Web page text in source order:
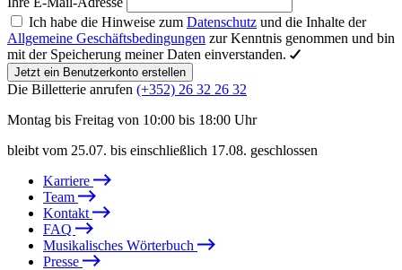
Ich habe die Hinweise zum Datenschutz und die Inhalte der
Allgemeine Geschäftsbedingungen zur Kenntnis genommen und bin
mit der Speicherung meiner Daten einverstanden.
Jetzt ein Benutzerkonto erstellen
Die Billetterie anrufen (+352) 26 32 26 32
Montag bis Freitag von 10:00 bis 18:00 Uhr
bleibt vom 25.07. bis einschließlich 17.08. geschlossen
Karriere
Team
Kontakt
FAQ
Musikalisches Wörterbuch
Presse